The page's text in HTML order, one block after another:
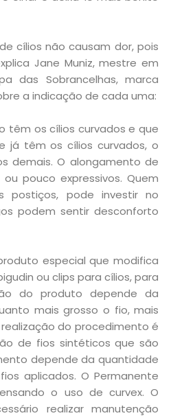
cílios não causam dor, pois
Jane Muniz, mestre em
das Sobrancelhas, marca
a indicação de cada uma:
têm os cílios curvados e que
já têm os cílios curvados, o
demais. O alongamento de
pouco expressivos. Quem
postiços, pode investir no
podem sentir desconforto
especial que modifica
ou clips para cílios, para
do produto depende da
mais grosso o fio, mais
do procedimento é
de fios sintéticos que são
depende da quantidade
aplicados. O Permanente
o uso de curvex. O
realizar manutenção